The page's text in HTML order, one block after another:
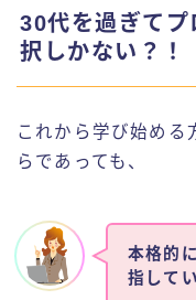
30代を過ぎてプ
択しかない？！
これから学び始める
らであっても、
本格的
指して